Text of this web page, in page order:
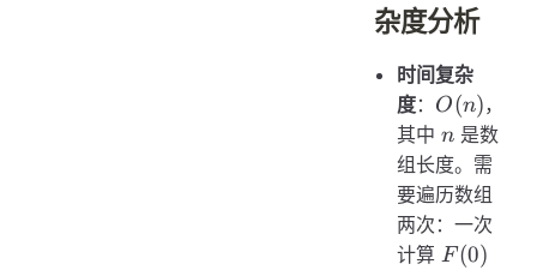
杂度分析
时间复杂
度： O(n)
O(n)，
其中n
n 是数
组长度。需
要遍历数组
两次：一次
计算 F(0)
F(0)